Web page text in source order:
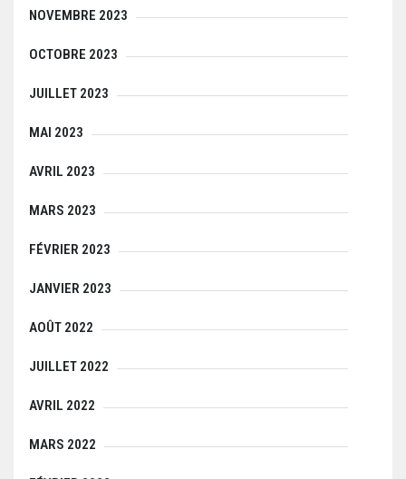
NOVEMBRE 2023
OCTOBRE 2023
JUILLET 2023
MAI 2023
AVRIL 2023
MARS 2023
FÉVRIER 2023
JANVIER 2023
AOÛT 2022
JUILLET 2022
AVRIL 2022
MARS 2022